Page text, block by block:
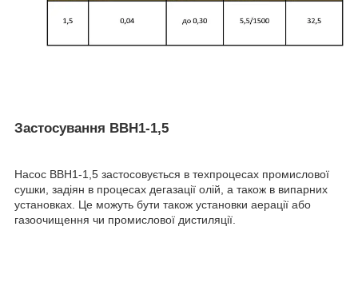
Застосування ВВН1-1,5
Насос ВВН1-1,5 застосовується в техпроцесах промислової
сушки, задіян в процесах дегазації олій, а також в випарних
установках. Це можуть бути також установки аерації або
газоочищення чи промислової дистиляції.